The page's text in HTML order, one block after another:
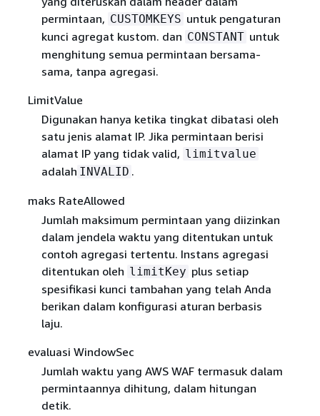
permintaan, CUSTOMKEYS untuk pengaturan
kunci agregat kustom. dan CONSTANT untuk
menghitung semua permintaan bersama-
sama, tanpa agregasi.
LimitValue
Digunakan hanya ketika tingkat dibatasi oleh
satu jenis alamat IP. Jika permintaan berisi
alamat IP yang tidak valid, limitvalue
adalah INVALID .
maks RateAllowed
Jumlah maksimum permintaan yang diizinkan
dalam jendela waktu yang ditentukan untuk
contoh agregasi tertentu. Instans agregasi
ditentukan oleh limitKey plus setiap
spesifikasi kunci tambahan yang telah Anda
berikan dalam konfigurasi aturan berbasis
laju.
evaluasi WindowSec
Jumlah waktu yang AWS WAF termasuk dalam
permintaannya dihitung, dalam hitungan
detik.